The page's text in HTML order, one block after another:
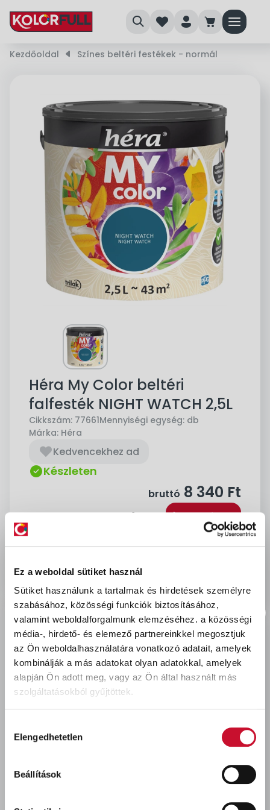
Ez a weboldal sütiket használ
Sütiket használunk a tartalmak és hirdetések személyre
szabásához, közösségi funkciók biztosításához,
valamint weboldalforgalmunk elemzéséhez. a közösségi
média-, hirdető- és elemező partnereinkkel megosztjuk
az Ön weboldalhasználatára vonatkozó adatait, amelyek
kombinálják a más adatokat olyan adatokkal, amelyek
alapján Ön adott meg, vagy az Ön által használt más
szolgáltatásokból gyűjtöttek.
kiválasztása
Elengedhetetlen
Beállítások
search heart person cart menu
Kezdőoldal right_small Színes beltéri festékek - normál
Héra My Color beltéri
falfesték NIGHT WATCH 2,5L
Cikkszám: 77661Mennyiségi egység: db
Márka: Héra
Kedvencekhez ad
Készleten
bruttó 8 340 Ft
Kosárba
delivery Szállítási díjak:
Kiszállítás - MPL csomagfeladás:
Utoljára megtekintett termékek